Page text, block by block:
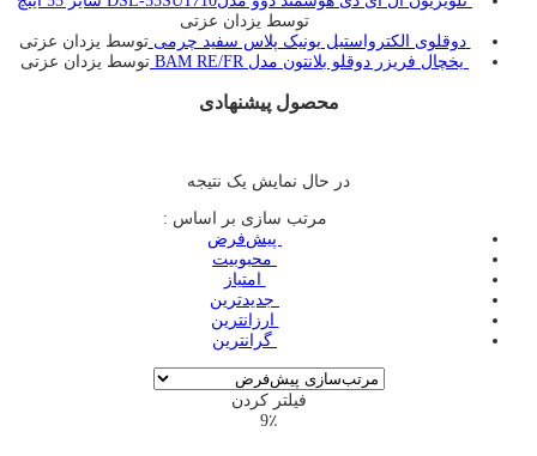
توسط یزدان عزتی
دوقلوی الکترواستیل یونیک پلاس سفید چرمی توسط یزدان عزتی
یخچال فريزر دوقلو بلانتون مدل BAM RE/FR
توسط یزدان عزتی
محصول پیشنهادی
در حال نمایش یک نتیجه
مرتب سازی بر اساس :
‌ پیش‌فرض
‌ محبوبیت
‌ امتیاز
‌ جدیدترین
‌ ارزانترین
‌ گرانترین
فیلتر کردن
9٪